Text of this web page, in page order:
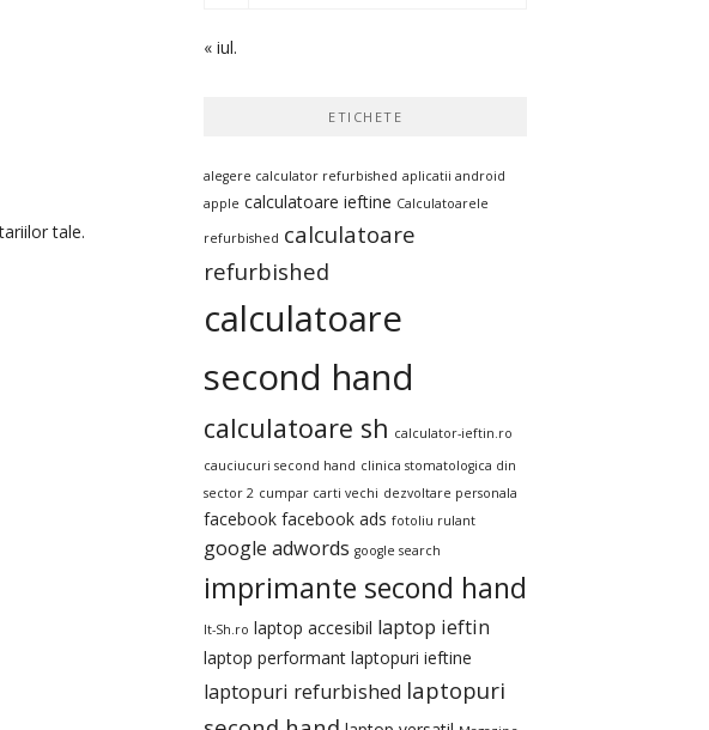
tale.
« iul.
ETICHETE
alegere calculator refurbished aplicatii android
apple calculatoare ieftine Calculatoarele
refurbished calculatoare
refurbished
calculatoare
second hand
calculatoare sh calculator-ieftin.ro
cauciucuri second hand clinica stomatologica din
sector 2 cumpar carti vechi dezvoltare personala
facebook facebook ads fotoliu rulant
google adwords google search
imprimante second hand
It-Sh.ro laptop accesibil laptop ieftin
laptop performant laptopuri ieftine
laptopuri refurbished laptopuri